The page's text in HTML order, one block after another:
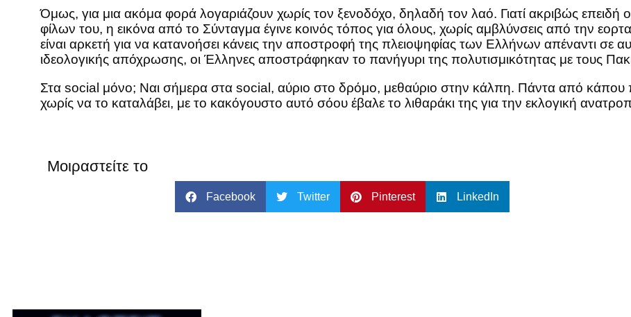
Όμως, για μια ακόμα φορά λογαριάζουν χωρίς τον ξενοδόχο, δηλαδή τον λαό. Γιατί ακριβώς επειδή
φίλων του, η εικόνα από το Σύνταγμα έγινε κοινός τόπος για όλους, χωρίς αμβλύνσεις από την
είναι αρκετή για να κατανοήσει κάνεις την αποστροφή της πλειοψηφίας των Ελλήνων απέναντι σε
ιδεολογικής απόχρωσης, οι Έλληνες αποστράφηκαν το πανήγυρι της πολυτισμικότητας με τους
Στα social μόνο; Ναι σήμερα στα social, αύριο στο δρόμο, μεθαύριο στην κάλπη. Πάντα από κάπου
χωρίς να το καταλάβει, με το κακόγουστο αυτό σόου έβαλε το λιθαράκι της για την εκλογική
Μοιραστείτε το
Facebook Twitter Pinterest LinkedIn